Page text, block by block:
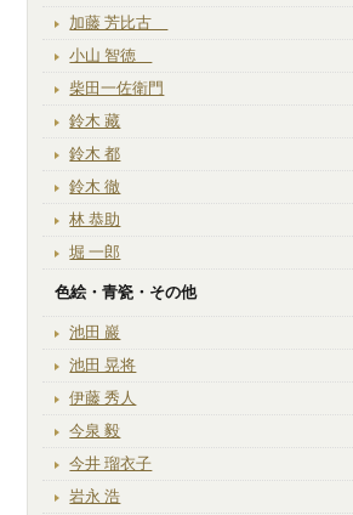
加藤 芳比古
小山 智徳
柴田一佐衛門
鈴木 藏
鈴木 都
鈴木 徹
林 恭助
堀 一郎
色絵・青瓷・その他
池田 巖
池田 晃将
伊藤 秀人
今泉 毅
今井 瑠衣子
岩永 浩